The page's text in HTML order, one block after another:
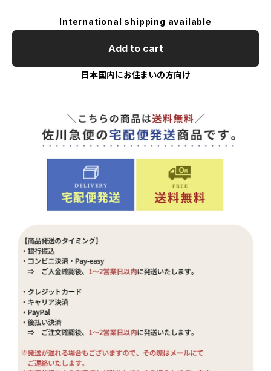
International shipping available
Add to cart
日本国内にお住まいの方向け